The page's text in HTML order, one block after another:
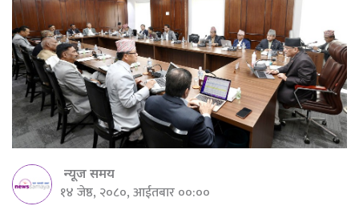
न्यूज समय
१४ जेष्ठ, २०८०, आईतबार ००:००